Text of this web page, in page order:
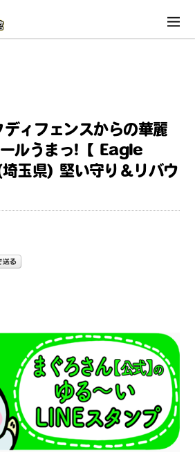
ィフェンスからの華麗
ルうまっ!【 Eagle
玉県) 堅い守り＆リバウ